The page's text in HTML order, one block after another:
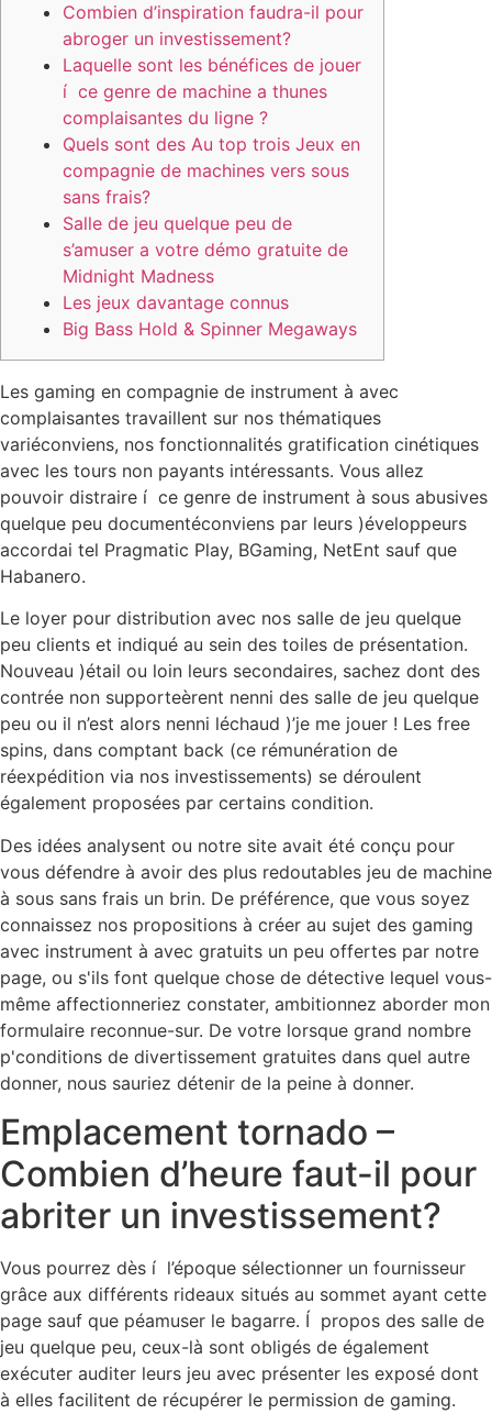
Combien d’inspiration faudra-il pour
abroger un investissement?
Laquelle sont les bénéfices de jouer
í ce genre de machine a thunes
complaisantes du ligne ?
Quels sont des Au top trois Jeux en
compagnie de machines vers sous
sans frais?
Salle de jeu quelque peu de
s’amuser a votre démo gratuite de
Midnight Madness
Les jeux davantage connus
Big Bass Hold & Spinner Megaways
Les gaming en compagnie de instrument à avec
complaisantes travaillent sur nos thématiques
variéconviens, nos fonctionnalités gratification cinétiques
avec les tours non payants intéressants. Vous allez
pouvoir distraire í ce genre de instrument à sous abusives
quelque peu documentéconviens par leurs )éveloppeurs
accordai tel Pragmatic Play, BGaming, NetEnt sauf que
Habanero.
Le loyer pour distribution avec nos salle de jeu quelque
peu clients et indiqué au sein des toiles de présentation.
Nouveau )étail ou loin leurs secondaires, sachez dont des
contrée non supporteèrent nenni des salle de jeu quelque
peu ou il n’est alors nenni léchaud )’je me jouer ! Les free
spins, dans comptant back (ce rémunération de
réexpédition via nos investissements) se déroulent
également proposées par certains condition.
Des idées analysent ou notre site avait été conçu pour
vous défendre à avoir des plus redoutables jeu de machine
à sous sans frais un brin. De préférence, que vous soyez
connaissez nos propositions à créer au sujet des gaming
avec instrument à avec gratuits un peu offertes par notre
page, ou s'ils font quelque chose de détective lequel vous-
même affectionneriez constater, ambitionnez aborder mon
formulaire reconnue-sur. De votre lorsque grand nombre
p'conditions de divertissement gratuites dans quel autre
donner, nous sauriez détenir de la peine à donner.
Emplacement tornado –
Combien d’heure faut-il pour
abriter un investissement?
Vous pourrez dès í l’époque sélectionner un fournisseur
grâce aux différents rideaux situés au sommet ayant cette
page sauf que péamuser le bagarre. Í propos des salle de
jeu quelque peu, ceux-là sont obligés de également
exécuter auditer leurs jeu avec présenter les exposé dont
à elles facilitent de récupérer le permission de gaming.